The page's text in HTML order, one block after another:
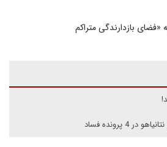
«فضای بازدارندگی متراکم
4 پرونده فساد